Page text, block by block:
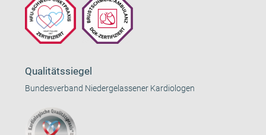
Qualitätssiegel
Bundesverband Niedergelassener Kardiologen